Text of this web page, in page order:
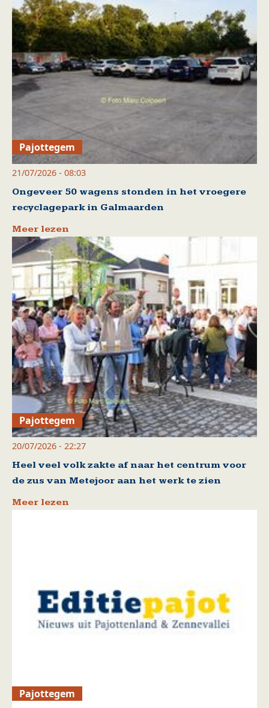
Pajottegem
21/07/2026 - 08:03
Ongeveer 50 wagens stonden in het vroegere
recyclagepark in Galmaarden
Meer lezen
Pajottegem
20/07/2026 - 22:27
Heel veel volk zakte af naar het centrum voor
de zus van Metejoor aan het werk te zien
Meer lezen
Pajottegem